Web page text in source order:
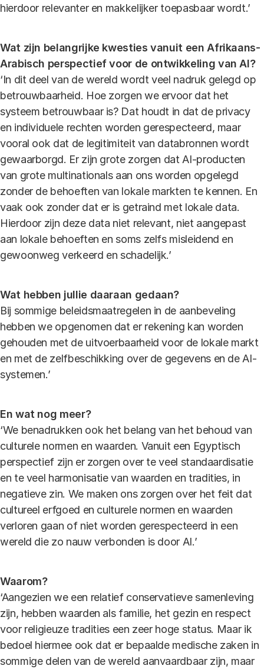
hierdoor relevanter en makkelijker toepasbaar wordt.’
Wat zijn belangrijke kwesties vanuit een Afrikaans-
Arabisch perspectief voor de ontwikkeling van AI?
‘In dit deel van de wereld wordt veel nadruk gelegd op
betrouwbaarheid. Hoe zorgen we ervoor dat het
systeem betrouwbaar is? Dat houdt in dat de privacy
en individuele rechten worden gerespecteerd, maar
vooral ook dat de legitimiteit van databronnen wordt
gewaarborgd. Er zijn grote zorgen dat AI-producten
van grote multinationals aan ons worden opgelegd
zonder de behoeften van lokale markten te kennen. En
vaak ook zonder dat er is getraind met lokale data.
Hierdoor zijn deze data niet relevant, niet aangepast
aan lokale behoeften en soms zelfs misleidend en
gewoonweg verkeerd en schadelijk.’
Wat hebben jullie daaraan gedaan?
Bij sommige beleidsmaatregelen in de aanbeveling
hebben we opgenomen dat er rekening kan worden
gehouden met de uitvoerbaarheid voor de lokale markt
en met de zelfbeschikking over de gegevens en de AI-
systemen.’
En wat nog meer?
‘We benadrukken ook het belang van het behoud van
culturele normen en waarden. Vanuit een Egyptisch
perspectief zijn er zorgen over te veel standaardisatie
en te veel harmonisatie van waarden en tradities, in
negatieve zin. We maken ons zorgen over het feit dat
cultureel erfgoed en culturele normen en waarden
verloren gaan of niet worden gerespecteerd in een
wereld die zo nauw verbonden is door AI.’
Waarom?
‘Aangezien we een relatief conservatieve samenleving
zijn, hebben waarden als familie, het gezin en respect
voor religieuze tradities een zeer hoge status. Maar ik
bedoel hiermee ook dat er bepaalde medische zaken in
sommige delen van de wereld aanvaardbaar zijn, maar